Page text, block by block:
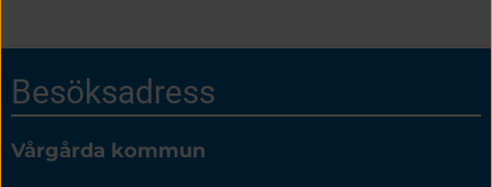
Sidfot
Besöksadress
Vårgårda kommun